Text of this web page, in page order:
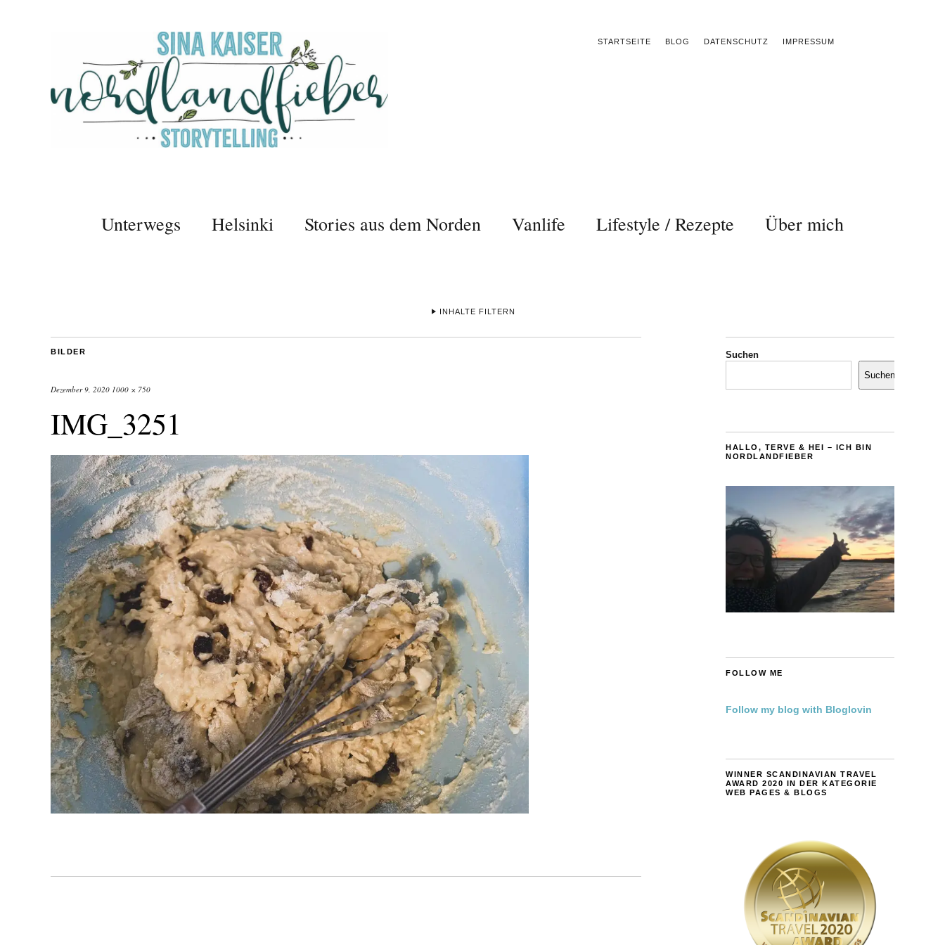
STARTSEITE BLOG DATENSCHUTZ IMPRESSUM
Unterwegs Helsinki Stories aus dem Norden Vanlife Lifestyle / Rezepte Über mich
INHALTE FILTERN
BILDER
Dezember 9, 2020 1000 × 750
IMG_3251
Suchen
Suchen
HALLO, TERVE & HEI – ICH BIN
NORDLANDFIEBER
FOLLOW ME
Follow my blog with Bloglovin
WINNER SCANDINAVIAN TRAVEL
AWARD 2020 IN DER KATEGORIE
WEB PAGES & BLOGS